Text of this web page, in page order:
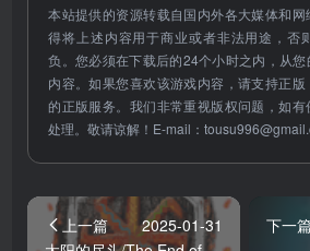
本站提供的资源转载自国内外各大媒体和
得将上述内容用于商业或者非法用途，否
负。您必须在下载后的24个小时之内，从
内容。如果您喜欢该游戏内容，请支持正
的正版服务。我们非常重视版权问题，如
处理。敬请谅解！E-mail：
上一篇
2025-01-31
下一